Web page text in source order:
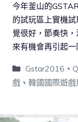
今年釜山的
的試玩區上實機
覺很好，節奏快
來有機會再引起一
Gstar2016 、
戲 、 韓國國際遊戲